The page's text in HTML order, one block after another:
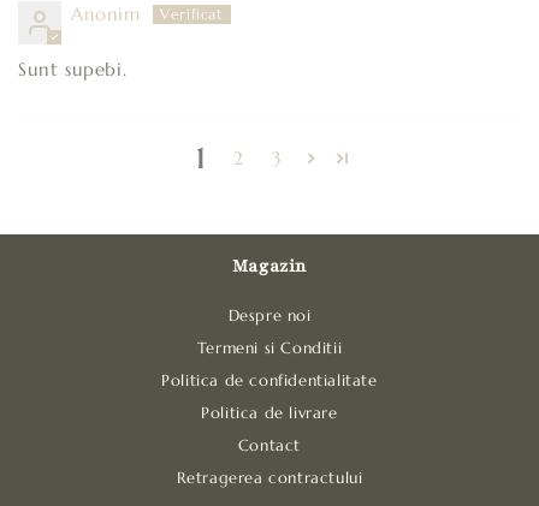
Anonim
Sunt supebi.
1 2 3
Magazin
Despre noi
Termeni si Conditii
Politica de confidentialitate
Politica de livrare
Contact
Retragerea contractului